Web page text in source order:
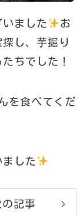
ました
お
し、芋掘り
ちでした！
を食べてくだ
した
の記事